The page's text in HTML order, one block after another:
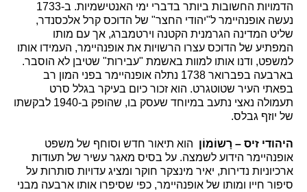
הדמויות החשובות ביותר בדברי ימי האנטישמיות. ב-1733
נעשה אופנהיימר ל"יהודי החצר" של הדוכס קרל אלכסנדר,
שליט המדינה הגרמנית הקטנה וירטמבּרג, אך עם מותו
המפתיע של הדוכס עצרו הרשויות את אופנהיימר, העמידו אותו
למשפט, ודנו אותו למוות באשמת "עבירות" שטיבן לא הוסבר.
בארבעה בפברואר 1738 נתלה אופנהיימר בפני המון רב
בפאתי העיר שטוטגרט. הוא זכור כיום בעיקר בגלל סרט
תעמולה נאצי נתעב במיוחד שעסק בו, שהופק ב-1940 לבקשתו
של יוזף גבלס.
היהודי זיס – רָשוֹמוֹן הוא תיאור חדש וסוחף של משפט
אופנהיימר הידוע לשמצה. על בסיס מאגר עשיר של תעודות
ארכיוניות נדירות, יאיר מינצקר חוקר ומציג עדויות סותרות על
סיפור חייו ומותו של אופנהיימר, כפי שסיפרו אותו ארבעה מבני